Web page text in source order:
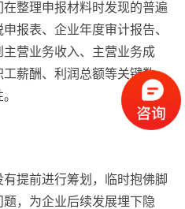
整理申报材料时发现的普遍
报表、企业年度审计报告、
营业务收入、主营业务成
薪酬、利润总额等关键数
提前进行筹划，临时抱佛脚
，为企业后续发展埋下隐